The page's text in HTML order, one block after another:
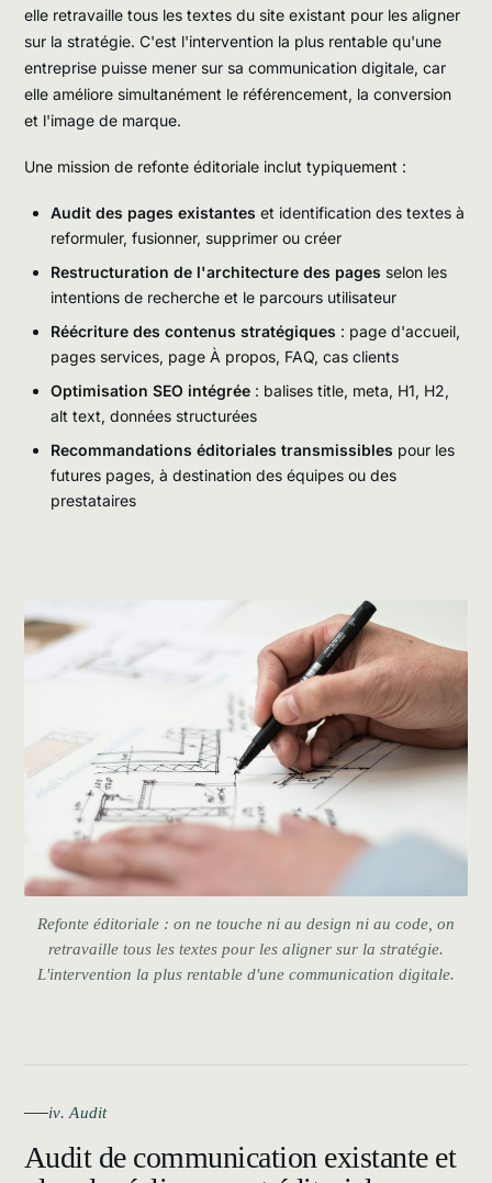
elle retravaille tous les textes du site existant pour les aligner
sur la stratégie. C'est l'intervention la plus rentable qu'une
entreprise puisse mener sur sa communication digitale, car
elle améliore simultanément le référencement, la conversion
et l'image de marque.
Une mission de refonte éditoriale inclut typiquement :
Audit des pages existantes et identification des textes à
reformuler, fusionner, supprimer ou créer
Restructuration de l'architecture des pages selon les
intentions de recherche et le parcours utilisateur
Réécriture des contenus stratégiques : page d'accueil,
pages services, page À propos, FAQ, cas clients
Optimisation SEO intégrée : balises title, meta, H1, H2,
alt text, données structurées
Recommandations éditoriales transmissibles pour les
futures pages, à destination des équipes ou des
prestataires
Refonte éditoriale : on ne touche ni au design ni au code, on
retravaille tous les textes pour les aligner sur la stratégie.
L'intervention la plus rentable d'une communication digitale.
iv. Audit
Audit de communication existante et